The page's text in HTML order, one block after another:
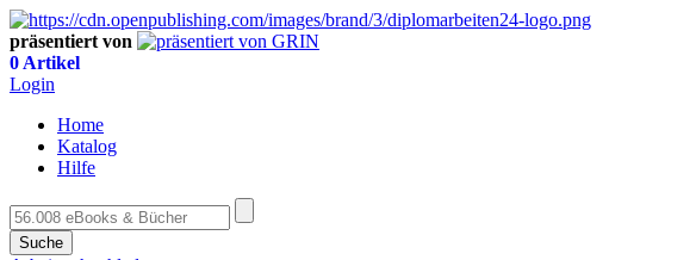
präsentiert von
0 Artikel
Login
Home
Katalog
Hilfe
Suche